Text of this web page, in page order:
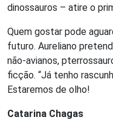
dinossauros – atire o
Quem gostar pode
futuro. Aureliano
não-avianos,
ficção. “Já tenho
Estaremos de olho!
Catarina Chagas